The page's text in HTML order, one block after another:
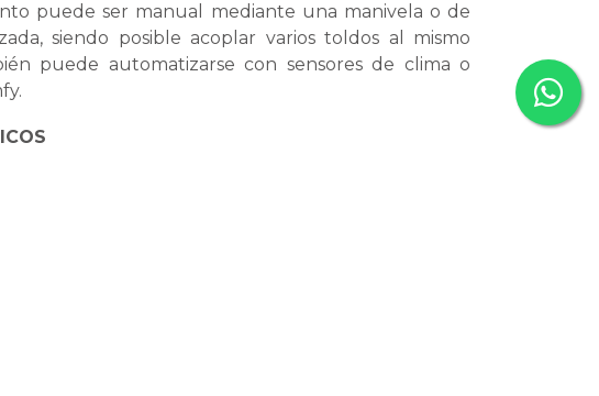
puede ser manual mediante una manivela o de
siendo posible acoplar varios toldos al mismo
puede automatizarse con sensores de clima o